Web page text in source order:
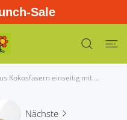
Sale
Kokosfasern einseitig mit ...
Nächste